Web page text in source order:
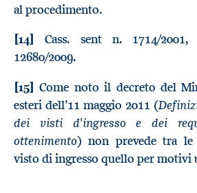
al procedimento.
[14]
Cass. sent n. 1714/
12680/2009.
[15] Come noto il decreto del
esteri dell’11 maggio 2011 (
dei visti d'ingresso e dei
ottenimento) non prevede tra
visto di ingresso quello per motivi